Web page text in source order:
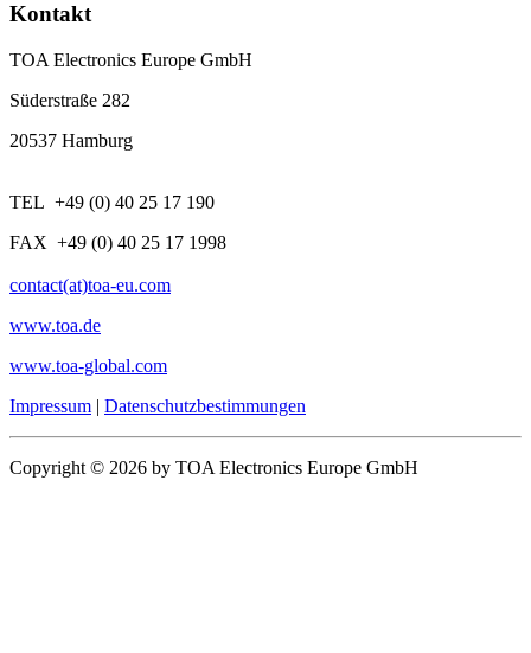
Kontakt
TOA Electronics Europe GmbH
Süderstraße 282
20537 Hamburg
TEL +49 (0) 40 25 17 190
FAX +49 (0) 40 25 17 1998
contact(at)toa-eu.com
www.toa.de
www.toa-global.com
Impressum | Datenschutzbestimmungen
Copyright © 2026 by TOA Electronics Europe GmbH